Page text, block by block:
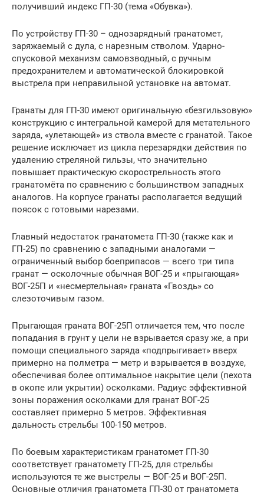
получивший индекс ГП-30 (тема «Обувка»).
По устройству ГП-30 – однозарядный гранатомет,
заряжаемый с дула, с нарезным стволом. Ударно-
спусковой механизм самовзводный, с ручным
предохранителем и автоматической блокировкой
выстрела при неправильной установке на автомат.
Гранаты для ГП-30 имеют оригинальную «безгильзовую»
конструкцию с интегральной камерой для метательного
заряда, «улетающей» из ствола вместе с гранатой. Такое
решение исключает из цикла перезарядки действия по
удалению стреляной гильзы, что значительно
повышает практическую скорострельность этого
гранатомёта по сравнению с большинством западных
аналогов. На корпусе гранаты располагается ведущий
поясок с готовыми нарезами.
Главный недостаток гранатомета ГП-30 (также как и
ГП-25) по сравнению с западными аналогами —
ограниченный выбор боеприпасов — всего три типа
гранат — осколочные обычная ВОГ-25 и «прыгающая»
ВОГ-25П и «несмертельная» граната «Гвоздь» со
слезоточивым газом.
Прыгающая граната ВОГ-25П отличается тем, что после
попадания в грунт у цели не взрывается сразу же, а при
помощи специального заряда «подпрыгивает» вверх
примерно на полметра — метр и взрывается в воздухе,
обеспечивая более оптимальное накрытие цели (пехота
в окопе или укрытии) осколками. Радиус эффективной
зоны поражения осколками для гранат ВОГ-25
составляет примерно 5 метров. Эффективная
дальность стрельбы 100-150 метров.
По боевым характеристикам гранатомет ГП-30
соответствует гранатомету ГП-25, для стрельбы
используются те же выстрелы — ВОГ-25 и ВОГ-25П.
Основные отличия гранатомета ГП-30 от гранатомета